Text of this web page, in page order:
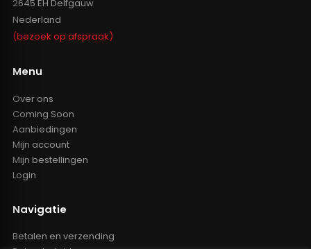
2645 EH Delfgauw
Nederland
(bezoek op afspraak)
Menu
Over ons
Coming Soon
Aanbiedingen
Mijn account
Mijn bestellingen
Login
Navigatie
Betalen en verzending